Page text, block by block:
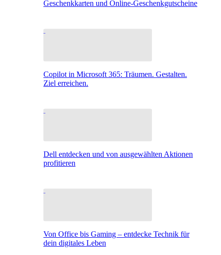
Geschenkkarten und Online-Geschenkgutscheine
Copilot in Microsoft 365: Träumen. Gestalten.
Ziel erreichen.
Dell entdecken und von ausgewählten Aktionen
profitieren
Von Office bis Gaming – entdecke Technik für
dein digitales Leben